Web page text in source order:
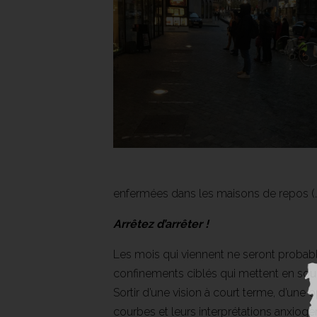
enfermées dans les maisons de repos
Arrêtez d’arrêter !
Les mois qui viennent ne seront
confinements ciblés qui mettent en
Sortir d’une vision à court terme,
courbes et leurs interprétations